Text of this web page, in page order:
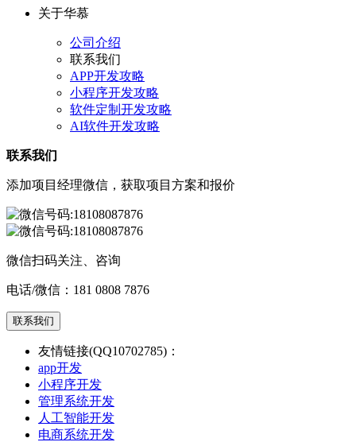
关于华慕
公司介绍
联系我们
APP开发攻略
小程序开发攻略
软件定制开发攻略
AI软件开发攻略
联系我们
添加项目经理微信，获取项目方案和报价
微信扫码关注、咨询
电话/微信： 181 0808 7876
联系我们
友情链接(QQ10702785)：
app开发
小程序开发
管理系统开发
人工智能开发
电商系统开发